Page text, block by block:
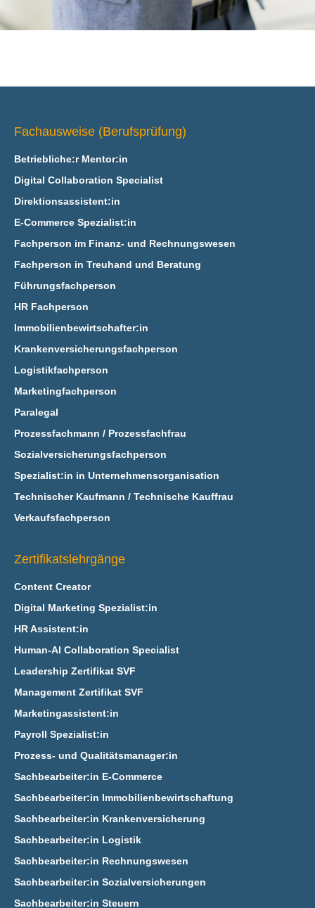
Fachausweise (Berufsprüfung)
Betriebliche:r Mentor:in
Digital Collaboration Specialist
Direktionsassistent:in
E‑Commerce Spezialist:in
Fachperson im Finanz- und Rechnungswesen
Fachperson in Treuhand und Beratung
Führungsfachperson
HR Fachperson
Immobilienbewirtschafter:in
Krankenversicherungsfachperson
Logistikfachperson
Marketingfachperson
Paralegal
Prozessfachmann / Prozessfachfrau
Sozialversicherungsfachperson
Spezialist:in in Unternehmensorganisation
Technischer Kaufmann / Technische Kauffrau
Verkaufsfachperson
Zertifikatslehrgänge
Content Creator
Digital Marketing Spezialist:in
HR Assistent:in
Human-AI Collaboration Specialist
Leadership Zertifikat SVF
Management Zertifikat SVF
Marketingassistent:in
Payroll Spezialist:in
Prozess- und Qualitätsmanager:in
Sachbearbeiter:in E‑Commerce
Sachbearbeiter:in Immobilienbewirtschaftung
Sachbearbeiter:in Krankenversicherung
Sachbearbeiter:in Logistik
Sachbearbeiter:in Rechnungswesen
Sachbearbeiter:in Sozialversicherungen
Sachbearbeiter:in Steuern